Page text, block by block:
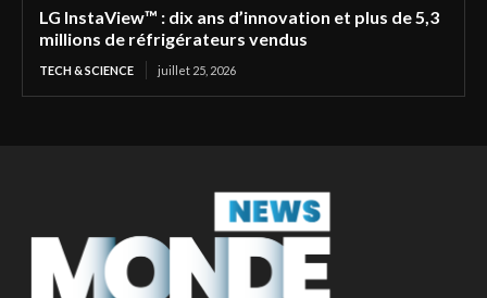
LG InstaView™ : dix ans d’innovation et plus de 5,3
millions de réfrigérateurs vendus
TECH & SCIENCE juillet 25, 2026